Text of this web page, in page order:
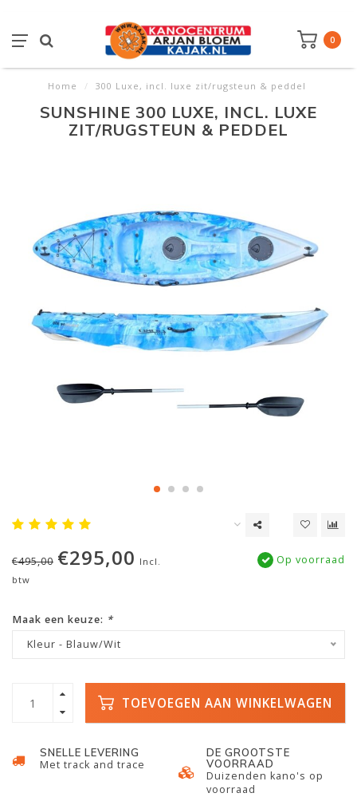
0
Home / 300 Luxe, incl. luxe zit/rugsteun & peddel
SUNSHINE 300 LUXE, INCL. LUXE
ZIT/RUGSTEUN & PEDDEL
€495,00 €295,00 Incl.
btw
Op voorraad
Maak een keuze: *
Kleur - Blauw/Wit
TOEVOEGEN AAN WINKELWAGEN
SNELLE LEVERING
Met track and trace
DE GROOTSTE
VOORRAAD
Duizenden kano's op
voorraad